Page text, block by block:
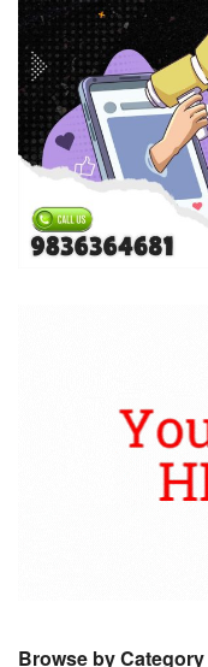
Browse by Category